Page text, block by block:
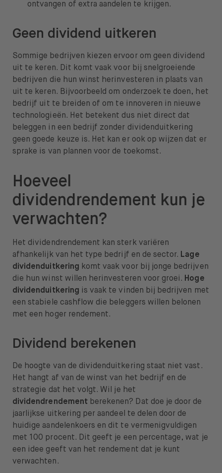
ontvangen of extra aandelen te krijgen.
Geen dividend uitkeren
Sommige bedrijven kiezen ervoor om geen dividend
uit te keren. Dit komt vaak voor bij snelgroeiende
bedrijven die hun winst herinvesteren in plaats van
uit te keren. Bijvoorbeeld om onderzoek te doen, het
bedrijf uit te breiden of om te innoveren in nieuwe
technologieën. Het betekent dus niet direct dat
beleggen in een bedrijf zonder dividenduitkering
geen goede keuze is. Het kan er ook op wijzen dat er
sprake is van plannen voor de toekomst.
Hoeveel
dividendrendement kun je
verwachten?
Het dividendrendement kan sterk variëren
afhankelijk van het type bedrijf en de sector. Lage
dividenduitkering komt vaak voor bij jonge bedrijven
die hun winst willen herinvesteren voor groei. Hoge
dividenduitkering is vaak te vinden bij bedrijven met
een stabiele cashflow die beleggers willen belonen
met een hoger rendement.
Dividend berekenen
De hoogte van de dividenduitkering staat niet vast.
Het hangt af van de winst van het bedrijf en de
strategie dat het volgt. Wil je het
dividendrendementberekenen? Dat doe je door de
jaarlijkse uitkering per aandeel te delen door de
huidige aandelenkoers en dit te vermenigvuldigen
met 100 procent. Dit geeft je een percentage, wat je
een idee geeft van het rendement dat je kunt
verwachten.